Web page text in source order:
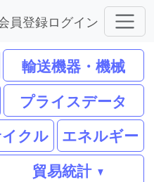
員登録ログイン
輸送機器・機械
プライスデータ
クル
エネルギー
貿易統計